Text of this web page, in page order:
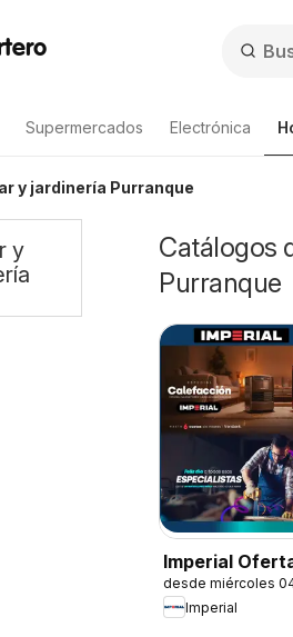
Supermercados Electrónica
y jardinería Purranque
Catálogos
Purranque
Imperial
desde miércoles
Imperial
y